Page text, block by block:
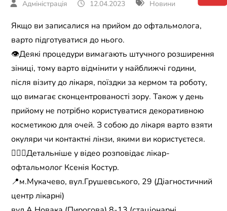
12.04.2023 Новини
Якщо ви записалися на прийом до офтальмолога,
варто підготуватися до нього.
👁Деякі процедури вимагають штучного розширення
зіниці, тому варто відмінити у найближчі години,
після візиту до лікаря, поїздки за кермом та роботу,
що вимагає сконцентрованості зору. Також у день
прийому не потрібно користуватися декоративною
косметикою для очей. З собою до лікаря варто взяти
окуляри чи контактні лінзи, якими ви користуєтеся.
👩🏻‍⚕️Детальніше у відео розповідає лікар-
офтальмолог Ксенія Костур.
📍м.Мукачево, вул.Грушевського, 29 (Діагностичний
центр лікарні)